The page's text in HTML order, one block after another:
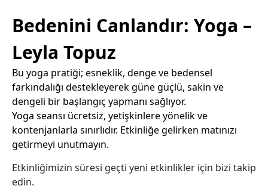
Bedenini Canlandır: Yoga –
Leyla Topuz
Bu yoga pratiği; esneklik, denge ve bedensel
farkındalığı destekleyerek güne güçlü, sakin ve
dengeli bir başlangıç yapmanı sağlıyor.
Yoga seansı ücretsiz, yetişkinlere yönelik ve
kontenjanlarla sınırlıdır. Etkinliğe gelirken matınızı
getirmeyi unutmayın.
Etkinliğimizin süresi geçti yeni etkinlikler için bizi takip
edin.